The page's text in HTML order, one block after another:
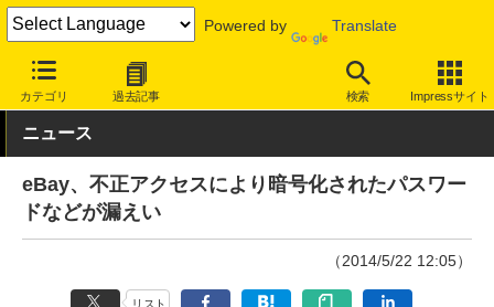
Powered by Translate
カテゴリ 過去記事 検索 Impressサイト
INTERNET Watch トピック インシデント
ニュース
eBay、不正アクセスにより暗号化されたパスワー
ドなどが漏えい
（2014/5/22 12:05）
リスト